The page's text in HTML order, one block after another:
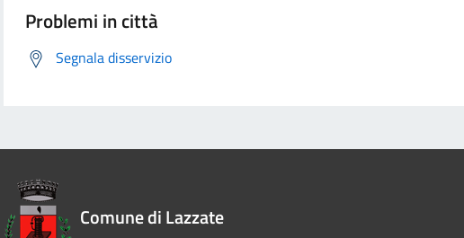
Problemi in città
Segnala disservizio
Comune di Lazzate